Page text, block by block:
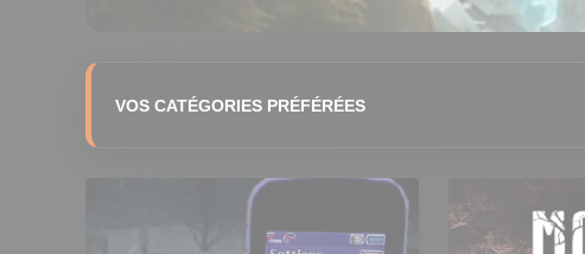
VOS CATÉGORIES PRÉFÉRÉES
🎬 Character Action 🏗️ City Builder 🏎️
👁️ Immersive Sim 👤 Infiltration 🃏 Jeu de